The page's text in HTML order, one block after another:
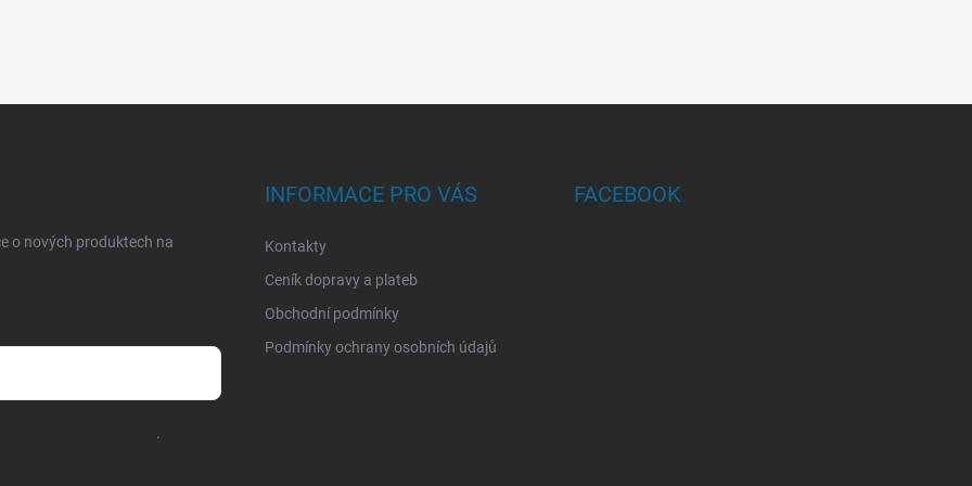
o nových produktech na
.
INFORMACE PRO VÁS
Kontakty
Ceník dopravy a plateb
Obchodní podmínky
Podmínky ochrany osobních údajů
FACEBOOK